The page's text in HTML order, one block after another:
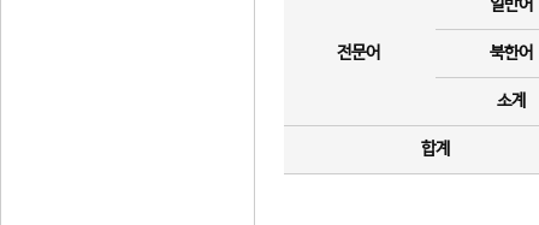
전문어
일반어
북한어
소계
합계